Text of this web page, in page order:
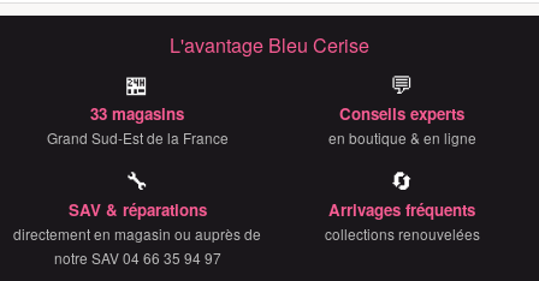
L'avantage Bleu Cerise
🏪
33 magasins
Grand Sud-Est de la France
💬
Conseils experts
en boutique & en ligne
🔧
SAV & réparations
directement en magasin ou auprès de
notre SAV 04 66 35 94 97
🔄
Arrivages fréquents
collections renouvelées